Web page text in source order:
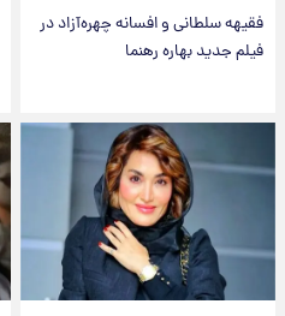
فقیهه سلطانی و افسانه چهره‌آزاد در
فیلم جدید بهاره رهنما